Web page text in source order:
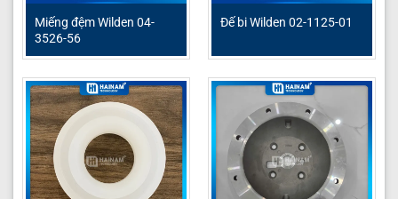
Miếng đệm Wilden 04-
3526-56
Đế bi Wilden 02-1125-01